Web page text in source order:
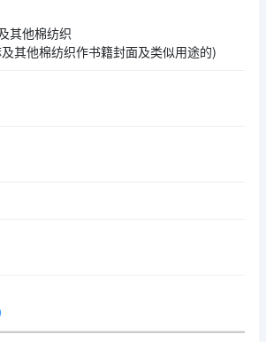
其他棉纺织
其他棉纺织作书籍封面及类似用途的)